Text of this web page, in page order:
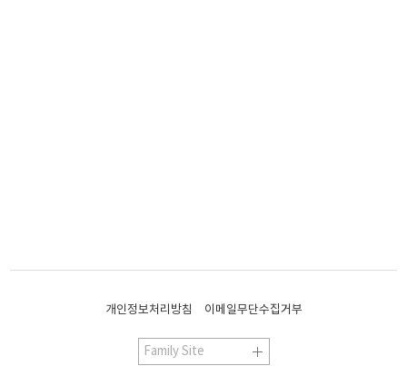
개인정보처리방침 이메일무단수집거부